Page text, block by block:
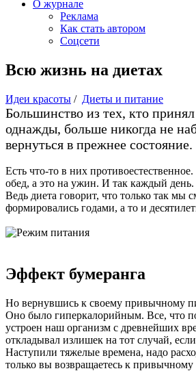
О журнале
Реклама
Как стать автором
Соцсети
Всю жизнь на диетах
Идеи красоты / Диеты и питание
Большинство из тех, кто
однажды, больше никогда не
вернуться в прежнее
Есть что-то в них
обед, а это на ужин. И так каждый
Ведь диета говорит, что только так
формировались годами, а то и
Эффект бумеранга
Но вернувшись к своему привычному
Оно было гиперкалорийным. Все, что
устроен наш организм с древнейших
откладывал излишек на тот случай,
Наступили тяжелые времена, надо
только вы возвращаетесь к